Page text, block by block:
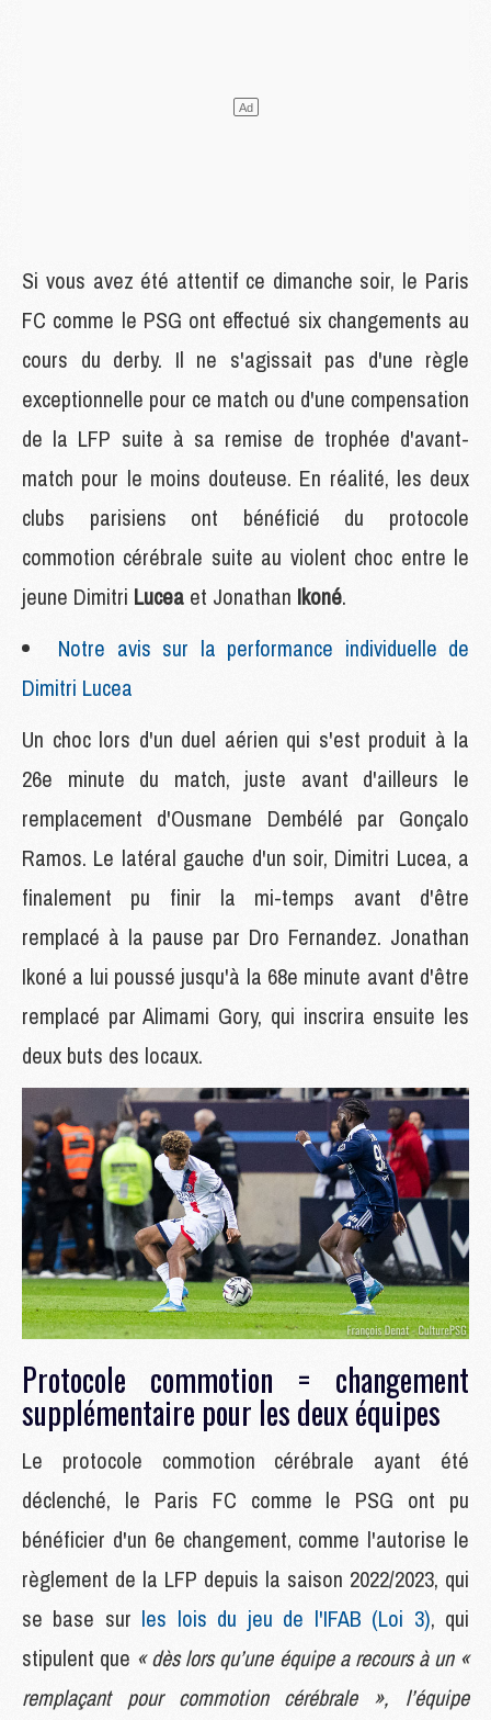
Si vous avez été attentif ce dimanche soir, le Paris
FC comme le PSG ont effectué six changements au
cours du derby. Il ne s'agissait pas d'une règle
exceptionnelle pour ce match ou d'une compensation
de la LFP suite à sa remise de trophée d'avant-
match pour le moins douteuse. En réalité, les deux
clubs parisiens ont bénéficié du protocole
commotion cérébrale suite au violent choc entre le
jeune Dimitri Lucea et Jonathan Ikoné.
Notre avis sur la performance individuelle de
Dimitri Lucea
Un choc lors d'un duel aérien qui s'est produit à la
26e minute du match, juste avant d'ailleurs le
remplacement d'Ousmane Dembélé par Gonçalo
Ramos. Le latéral gauche d'un soir, Dimitri Lucea, a
finalement pu finir la mi-temps avant d'être
remplacé à la pause par Dro Fernandez. Jonathan
Ikoné a lui poussé jusqu'à la 68e minute avant d'être
remplacé par Alimami Gory, qui inscrira ensuite les
deux buts des locaux.
Protocole commotion = changement
supplémentaire pour les deux équipes
Le protocole commotion cérébrale ayant été
déclenché, le Paris FC comme le PSG ont pu
bénéficier d'un 6e changement, comme l'autorise le
règlement de la LFP depuis la saison 2022/2023, qui
se base sur les lois du jeu de l'IFAB (Loi 3), qui
stipulent que « dès lors qu’une équipe a recours à un «
remplaçant pour commotion cérébrale », l’équipe